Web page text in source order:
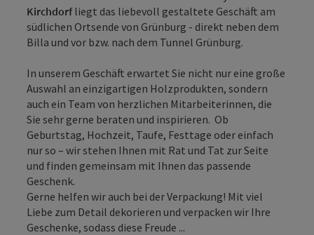
Kirchdorfliegt das liebevoll gestaltete Geschäft am
südlichen Ortsende von Grünburg - direkt neben dem
Billa und vor bzw. nach dem Tunnel Grünburg.
In unserem Geschäft erwartet Sie nicht nur eine große
Auswahl an einzigartigen Holzprodukten, sondern
auch ein Team von herzlichen Mitarbeiterinnen, die
Sie sehr gerne beraten und inspirieren. Ob
Geburtstag, Hochzeit, Taufe, Festtage oder einfach
nur so – wir stehen Ihnen mit Rat und Tat zur Seite
und finden gemeinsam mit Ihnen das passende
Geschenk.
Gerne helfen wir auch bei der Verpackung! Mit viel
Liebe zum Detail dekorieren und verpacken wir Ihre
Geschenke, sodass diese Freude ...